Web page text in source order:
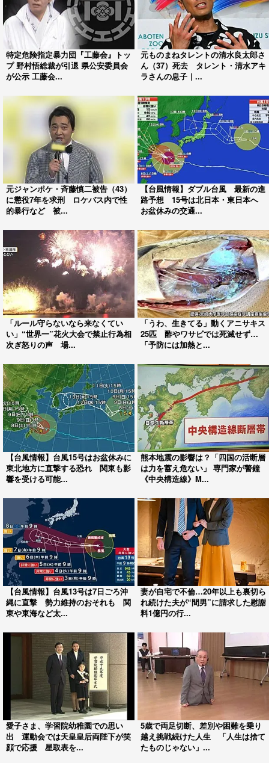
特定危険指定暴力団『工藤会』トッ
プ 野村悟総裁が引退 県公安委員会
が公示 工藤会...
元ものまねタレントの清水良太郎さ
ん（37）死去 タレント・清水アキ
ラさんの息子｜...
元ジャンポケ・斉藤慎二被告（43）
に懲役7年を求刑 ロケバス内で性
的暴行など 被...
【台風情報】ダブル台風 最新の進
路予想 15号は北日本・東日本へ
お盆休みの交通...
「ルール守らないなら来なくてい
い」“世界一”花火大会で禁止行為相
次ぎ怒りの声 場...
「うわ、生きてる」動くアニサキス
25匹 酢やワサビでは死滅せず…
「予防には加熱と...
【台風情報】台風15号はお盆休みに
東北地方に直撃する恐れ 関東も影
響を受ける可能...
熊本地震の影響は？「四国の活断層
は力を蓄え危ない」 専門家が警鐘
《中央構造線》M...
【台風情報】台風13号は7日ごろ沖
縄に直撃 勢力維持のおそれも 関
東や東海など太...
妻が自宅で不倫…20年以上も裏切ら
れ続けた夫が“間男”に請求した慰謝
料1億円の行...
愛子さま、学習院幼稚園での思い
出 運動会では天皇皇后両陛下が笑
顔で応援 星取表を...
5歳で両足切断、差別や困難を乗り
越え挑戦続けた人生 「人生は捨て
たものじゃない」...